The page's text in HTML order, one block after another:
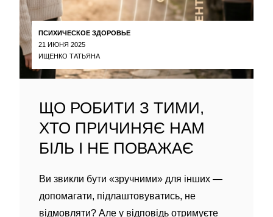
ПСИХИЧЕСКОЕ ЗДОРОВЬЕ
21 ИЮНЯ 2025
ИЩЕНКО ТАТЬЯНА
ЩО РОБИТИ З ТИМИ,
ХТО ПРИЧИНЯЄ НАМ
БІЛЬ І НЕ ПОВАЖАЄ
Ви звикли бути «зручними» для інших —
допомагати, підлаштовуватись, не
відмовляти? Але у відповідь отримуєте